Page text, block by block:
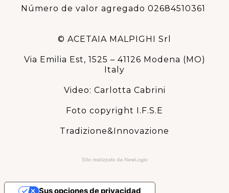
Número de valor agregado 02684510361
© ACETAIA MALPIGHI Srl
Via Emilia Est, 1525 – 41126 Modena (MO)
Italy
Video: Carlotta Cabrini
Foto copyright I.F.S.E
Tradizione&Innovazione
Sus opciones de privacidad